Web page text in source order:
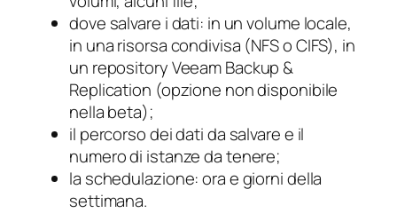
dove salvare i dati: in un volume locale,
in una risorsa condivisa (NFS o CIFS), in
un repository Veeam Backup &
Replication (opzione non disponibile
nella beta);
il percorso dei dati da salvare e il
numero di istanze da tenere;
la schedulazione: ora e giorni della
settimana.